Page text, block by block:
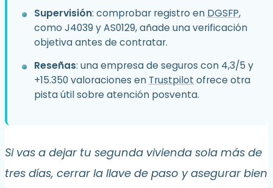
Supervisión: comprobar registro en DGSFP,
como J4039 y AS0129, añade una verificación
objetiva antes de contratar.
Reseñas: una empresa de seguros con 4,3/5 y
+15.350 valoraciones en Trustpilot ofrece otra
pista útil sobre atención posventa.
Si vas a dejar tu segunda vivienda sola más de
tres días, cerrar la llave de paso y asegurar bien